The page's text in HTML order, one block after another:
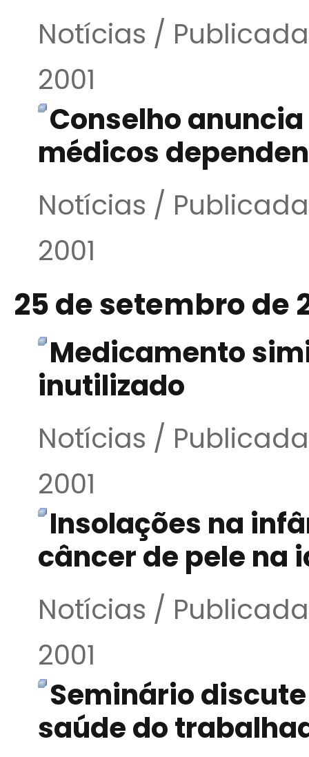
Notícias /
2001
Conselho
médicos
Notícias /
2001
25 de setembro de
Medicamento
inutilizado
Notícias /
2001
Insolações na
câncer de pele na
Notícias /
2001
Seminário
saúde do